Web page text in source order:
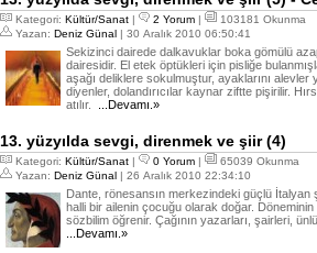
Kategori: Kültür/Sanat | 2 Yorum |
103181 Okunma
Yazan: Deniz Günal | 30 Aralık 2010 06:50:41
Sekizinci dairede dalkavuklar boka gömülü
dairesidir. El etek öptükleri için pisliğe
aşağı deliklere sokulmuştur, ayaklarını
diyenler, dolandırıcılar kaynar ziftte pişirilir.
atılır.
...Devamı.»
13. yüzyılda sevgi, direnmek ve şiir (4)
Kategori: Kültür/Sanat | 0 Yorum |
65039 Okunma
Yazan: Deniz Günal | 26 Aralık 2010 22:34:10
Dante, rönesansın merkezindeki güçlü
halli bir ailenin çocuğu olarak doğar.
sözbilim öğrenir. Çağının yazarları, şairleri,
...Devamı.»